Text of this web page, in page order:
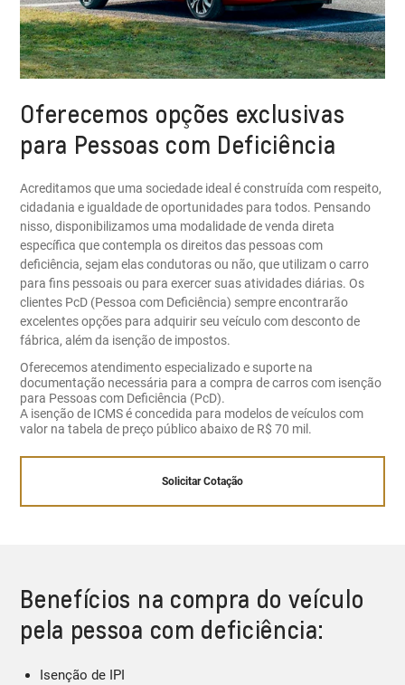
Oferecemos opções exclusivas
para Pessoas com Deficiência
Acreditamos que uma sociedade ideal é construída com respeito,
cidadania e igualdade de oportunidades para todos. Pensando
nisso, disponibilizamos uma modalidade de venda direta
específica que contempla os direitos das pessoas com
deficiência, sejam elas condutoras ou não, que utilizam o carro
para fins pessoais ou para exercer suas atividades diárias. Os
clientes PcD (Pessoa com Deficiência) sempre encontrarão
excelentes opções para adquirir seu veículo com desconto de
fábrica, além da isenção de impostos.
Oferecemos atendimento especializado e suporte na
documentação necessária para a compra de carros com isenção
para Pessoas com Deficiência (PcD).
A isenção de ICMS é concedida para modelos de veículos com
valor na tabela de preço público abaixo de R$ 70 mil.
Solicitar Cotação
Benefícios na compra do veículo
pela pessoa com deficiência:
Isenção de IPI